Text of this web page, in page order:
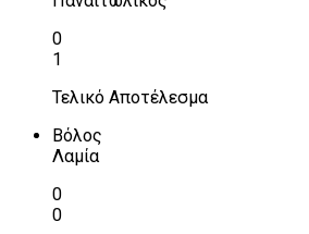
0
1
Τελικό Αποτέλεσμα
Βόλος
Λαμία
0
0